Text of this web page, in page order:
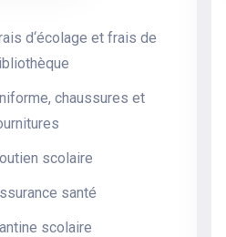
d‘écolage et frais de
chaussures et
scolaire
santé
scolaire